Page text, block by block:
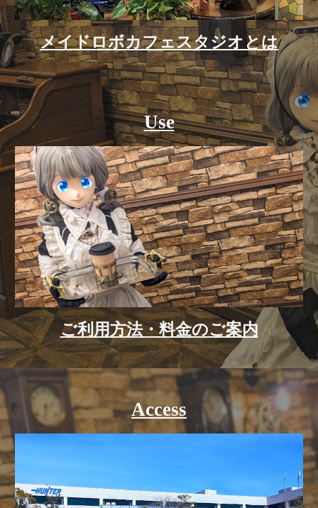
メイドロボカフェスタジオとは
Use
ご利用方法・料金のご案内
Access